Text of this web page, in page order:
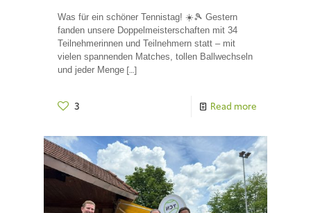
Was für ein schöner Tennistag! ☀️🎾 Gestern
fanden unsere Doppelmeisterschaften mit 34
Teilnehmerinnen und Teilnehmern statt – mit
vielen spannenden Matches, tollen Ballwechseln
und jeder Menge […]
3 Read more